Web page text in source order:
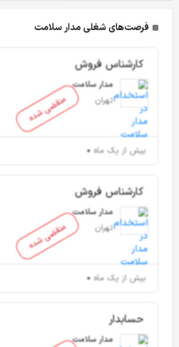
فرصت‌های شغلی مدار سلامت
منقضی شده
کارشناس فروش
مدار سلامت
تهران
بیش از یک ماه
منقضی شده
کارشناس فروش
مدار سلامت
تهران
بیش از یک ماه
حسابدار
مدار سلامت